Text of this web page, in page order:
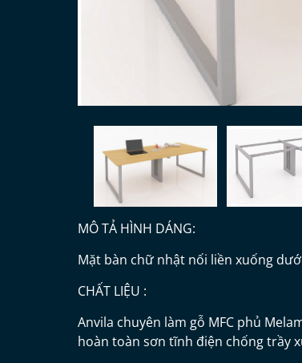
MÔ TẢ HÌNH DÁNG:
Mặt bàn chữ nhật nối liền xuống
CHẤT LIỆU :
Anvila chuyên làm gỗ MFC phủ
hoàn toàn sơn tĩnh điện chống trầy